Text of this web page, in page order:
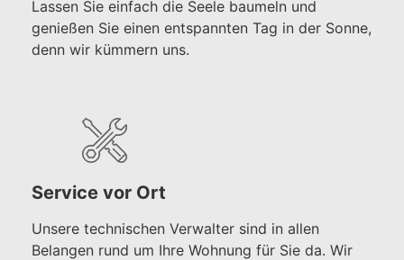
Lassen Sie einfach die Seele baumeln und
genießen Sie einen entspannten Tag in der Sonne,
denn wir kümmern uns.
Service vor Ort
Unsere technischen Verwalter sind in allen
Belangen rund um Ihre Wohnung für Sie da. Wir